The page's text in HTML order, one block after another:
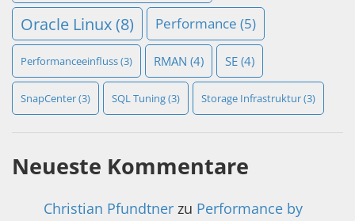
Oracle Linux(8) Performance (5)
Performanceeinfluss(3) RMAN (4) SE (4)
SnapCenter(3) SQL Tuning(3) Storage Infrastruktur(3)
Neueste Kommentare
Christian Pfundtner zu Performance by